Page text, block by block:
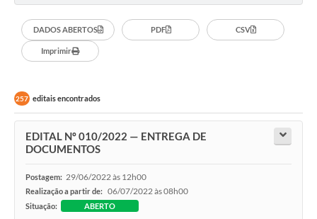
DADOS ABERTOS PDF CSV
Imprimir
257 editais encontrados
EDITAL Nº 010/2022 — ENTREGA DE
DOCUMENTOS
Postagem: 29/06/2022 às 12h00
Realização a partir de: 06/07/2022 às 08h00
Situação: ABERTO